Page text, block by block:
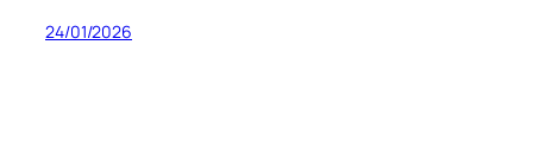
24/01/2026